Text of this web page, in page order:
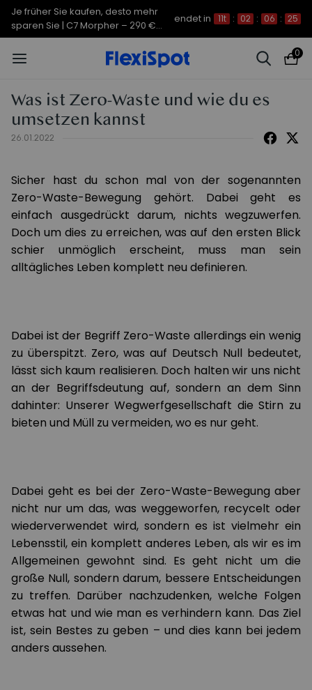
Je früher Sie kaufen, desto mehr
sparen Sie | C7 Morpher – 290 €
Rabatt
endet in 11t : 02 : 06 : 25
0
Was ist Zero-Waste und wie du es
umsetzen kannst
26.01.2022
Sicher hast du schon mal von der sogenannten
Zero-Waste-Bewegung gehört. Dabei geht es
einfach ausgedrückt darum, nichts wegzuwerfen.
Doch um dies zu erreichen, was auf den ersten Blick
schier unmöglich erscheint, muss man sein
alltägliches Leben komplett neu definieren.
Dabei ist der Begriff Zero-Waste allerdings ein wenig
zu überspitzt. Zero, was auf Deutsch Null bedeutet,
lässt sich kaum realisieren. Doch halten wir uns nicht
an der Begriffsdeutung auf, sondern an dem Sinn
dahinter: Unserer Wegwerfgesellschaft die Stirn zu
bieten und Müll zu vermeiden, wo es nur geht.
Dabei geht es bei der Zero-Waste-Bewegung aber
nicht nur um das, was weggeworfen, recycelt oder
wiederverwendet wird, sondern es ist vielmehr ein
Lebensstil, ein komplett anderes Leben, als wir es im
Allgemeinen gewohnt sind. Es geht nicht um die
große Null, sondern darum, bessere Entscheidungen
zu treffen. Darüber nachzudenken, welche Folgen
etwas hat und wie man es verhindern kann. Das Ziel
ist, sein Bestes zu geben – und dies kann bei jedem
anders aussehen.